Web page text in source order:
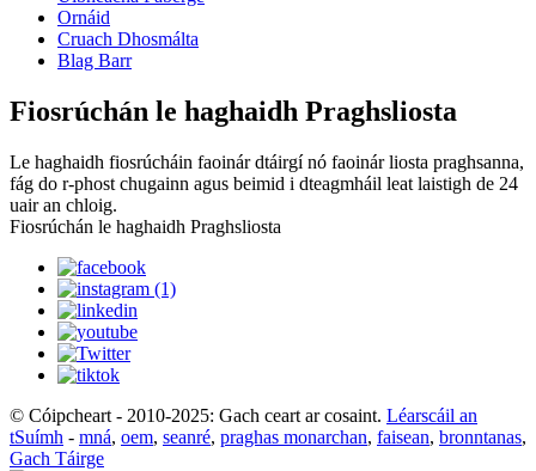
Ornáid
Cruach Dhosmálta
Blag Barr
Fiosrúchán le haghaidh Praghsliosta
Le haghaidh fiosrúcháin faoinár dtáirgí nó faoinár liosta praghsanna,
fág do r-phost chugainn agus beimid i dteagmháil leat laistigh de 24
uair an chloig.
Fiosrúchán le haghaidh Praghsliosta
© Cóipcheart - 2010-2025: Gach ceart ar cosaint. Léarscáil an
tSuímh - mná, oem, seanré, praghas monarchan, faisean, bronntanas,
Gach Táirge